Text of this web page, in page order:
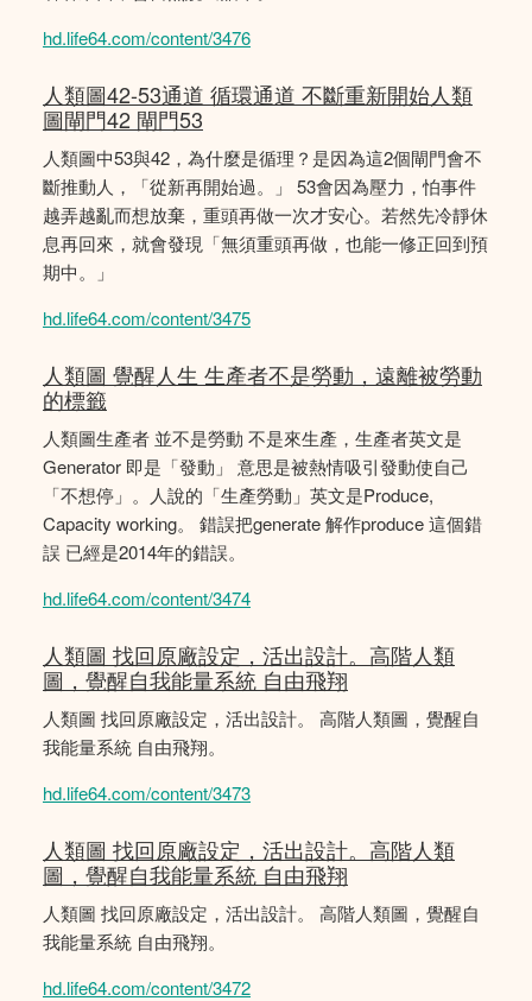
hd.life64.com/content/3476
人類圖42-53通道 循環通道 不斷重新開始人類
圖閘門42 閘門53
人類圖中53與42，為什麼是循理？是因為這2個閘門會不
斷推動人，「從新再開始過。」 53會因為壓力，怕事件
越弄越亂而想放棄，重頭再做一次才安心。若然先冷靜休
息再回來，就會發現「無須重頭再做，也能一修正回到預
期中。」
hd.life64.com/content/3475
人類圖 覺醒人生 生產者不是勞動，遠離被勞動
的標籤
人類圖生產者 並不是勞動 不是來生產，生產者英文是
Generator 即是「發動」 意思是被熱情吸引發動使自己
「不想停」。人說的「生產勞動」英文是Produce,
Capacity working。 錯誤把generate 解作produce 這個錯
誤 已經是2014年的錯誤。
hd.life64.com/content/3474
人類圖 找回原廠設定，活出設計。高階人類
圖，覺醒自我能量系統 自由飛翔
人類圖 找回原廠設定，活出設計。 高階人類圖，覺醒自
我能量系統 自由飛翔。
hd.life64.com/content/3473
人類圖 找回原廠設定，活出設計。高階人類
圖，覺醒自我能量系統 自由飛翔
人類圖 找回原廠設定，活出設計。 高階人類圖，覺醒自
我能量系統 自由飛翔。
hd.life64.com/content/3472